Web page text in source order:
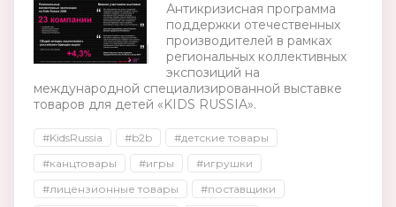
Антикризисная программа
поддержки отечественных
производителей в рамках
региональных коллективных
экспозиций на
международной специализированной выставке
товаров для детей «KIDS RUSSIA».
#KidsRussia #b2b
#детские товары
#канцтовары
#игры
#игрушки
#лицензионные товары
#поставщики